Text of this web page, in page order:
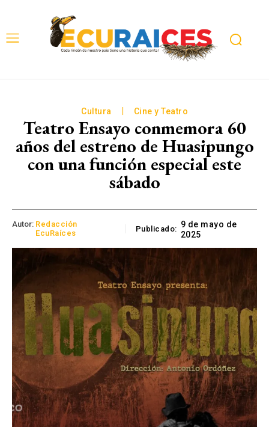
Cultura Cine y Teatro
Teatro Ensayo conmemora 60
años del estreno de Huasipungo
con una función especial este
sábado
Autor: Redacción
EcuRaíces
Publicado: 9 de mayo de
2025